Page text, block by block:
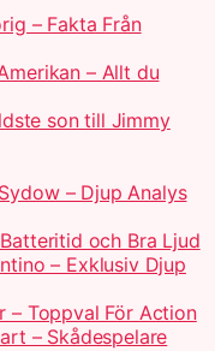
– Fakta Från
– Allt du
son till Jimmy
– Djup Analys
och Bra Ljud
– Exklusiv Djup
– Toppval För Action
– Skådespelare